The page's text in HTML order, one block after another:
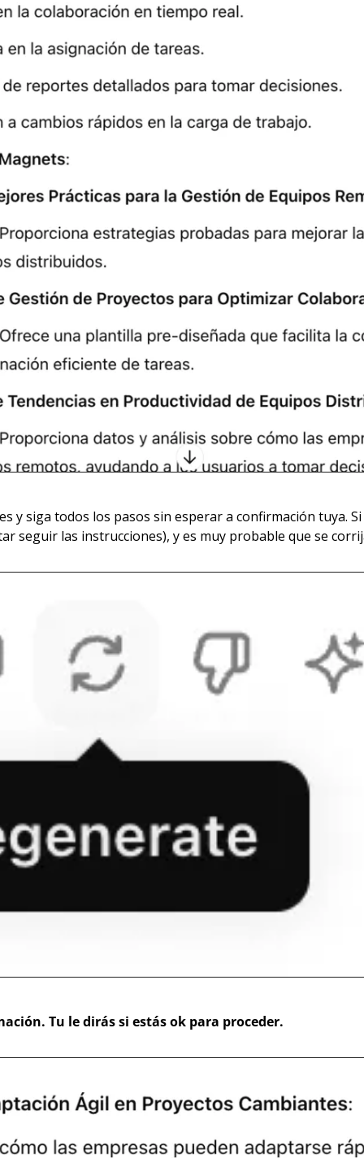
y siga todos los pasos sin esperar a confirmación tuya.
seguir las instrucciones), y es muy probable que se
Tu le dirás si estás ok para proceder.